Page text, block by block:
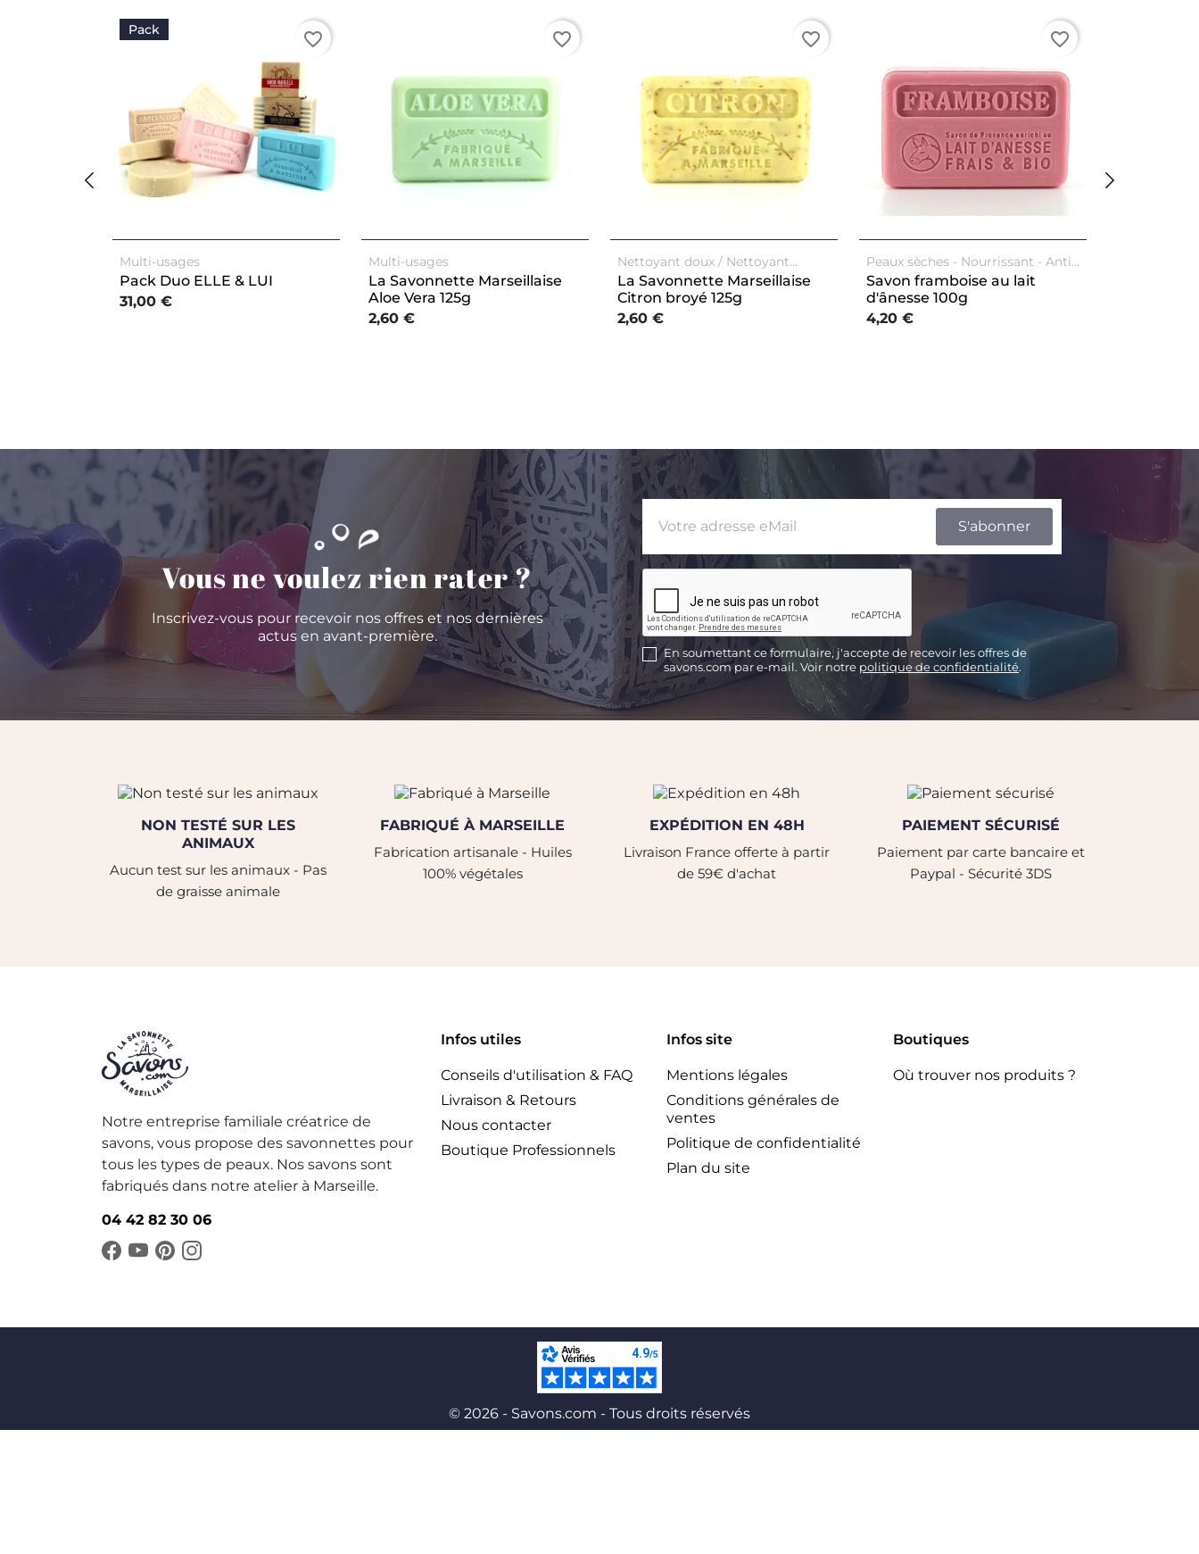
Pack favorite_border
Multi-usages
Pack Duo ELLE & LUI
31,00 €
favorite_border
Multi-usages
La Savonnette Marseillaise
Aloe Vera 125g
2,60 €
favorite_border
Nettoyant doux / Nettoyant
exfoliant
Multi-usages
La Savonnette Marseillaise
Citron broyé 125g
2,60 €
favorite_border
Peaux sèches Nourrissant
Anti-
âge / Anti-rides
Corps Visage
Savon framboise au lait
d'ânesse 100g
4,20 €
Vous ne voulez rien rater ?
Inscrivez-vous pour recevoir nos offres et nos dernières
actus en avant-première.
En soumettant ce formulaire, j'accepte de recevoir les offres de
savons.com par e-mail. Voir notre politique de confidentialité.
NON TESTÉ SUR LES
ANIMAUX
Aucun test sur les animaux - Pas
de graisse animale
FABRIQUÉ À MARSEILLE
Fabrication artisanale - Huiles
100% végétales
EXPÉDITION EN 48H
Livraison France offerte à partir
de 59€ d'achat
PAIEMENT SÉCURISÉ
Paiement par carte bancaire et
Paypal - Sécurité 3DS
Notre entreprise familiale créatrice de
savons, vous propose des savonnettes pour
tous les types de peaux. Nos savons sont
fabriqués dans notre atelier à Marseille.
04 42 82 30 06
Infos utiles
Conseils d'utilisation & FAQ
Livraison & Retours
Nous contacter
Boutique Professionnels
Infos site
Mentions légales
Conditions générales de
ventes
Politique de confidentialité
Plan du site
Boutiques
Où trouver nos produits ?
© 2026 - Savons.com - Tous droits réservés